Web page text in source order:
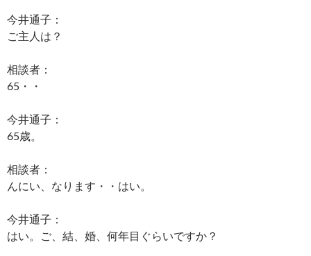
今井通子：
ご主人は？
相談者：
65・・
今井通子：
65歳。
相談者：
んにい、なります・・はい。
今井通子：
はい。ご、結、婚、何年目ぐらいですか？